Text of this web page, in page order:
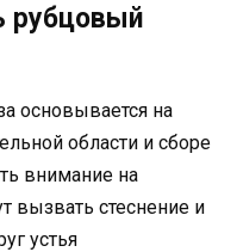
рубцовый
основывается на
области и сборе
внимание на
вызвать стеснение и
устья